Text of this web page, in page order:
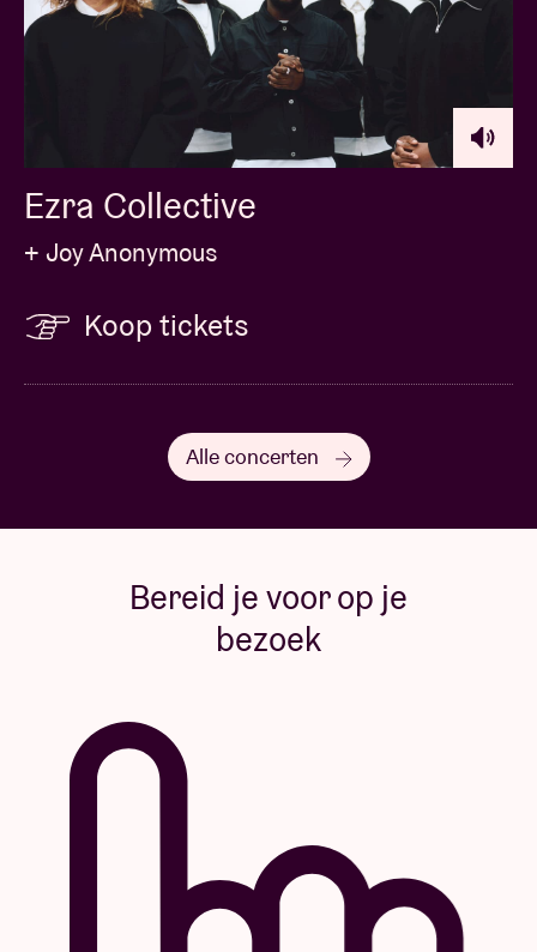
Hier alvast een introductie doorTidal.
Ezra Collective
+ Joy Anonymous
Koop tickets
Alle concerten
Bereid je voor op je
bezoek